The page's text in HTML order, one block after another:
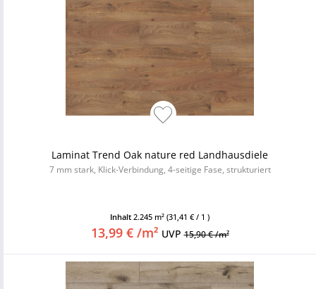
Laminat Trend Oak nature red Landhausdiele
7 mm stark, Klick-Verbindung, 4-seitige Fase, strukturiert
Inhalt 2.245 m² (31,41 € / 1 )
13,99 € /m² UVP15,90 € /m²